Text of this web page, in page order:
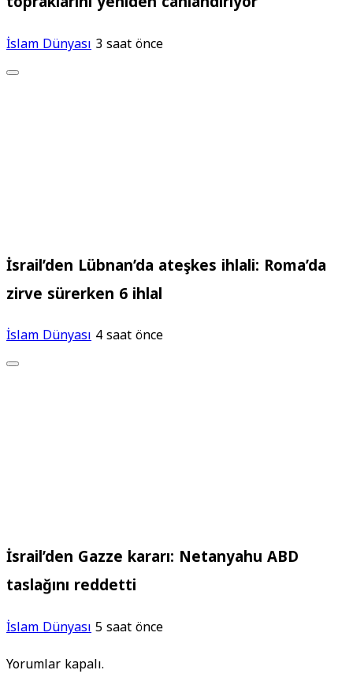
İslam Dünyası3 saat önce
İsrail’den Lübnan’da ateşkes ihlali: Roma’da
zirve sürerken 6 ihlal
İslam Dünyası4 saat önce
İsrail’den Gazze kararı: Netanyahu ABD
taslağını reddetti
İslam Dünyası5 saat önce
Yorumlar kapalı.